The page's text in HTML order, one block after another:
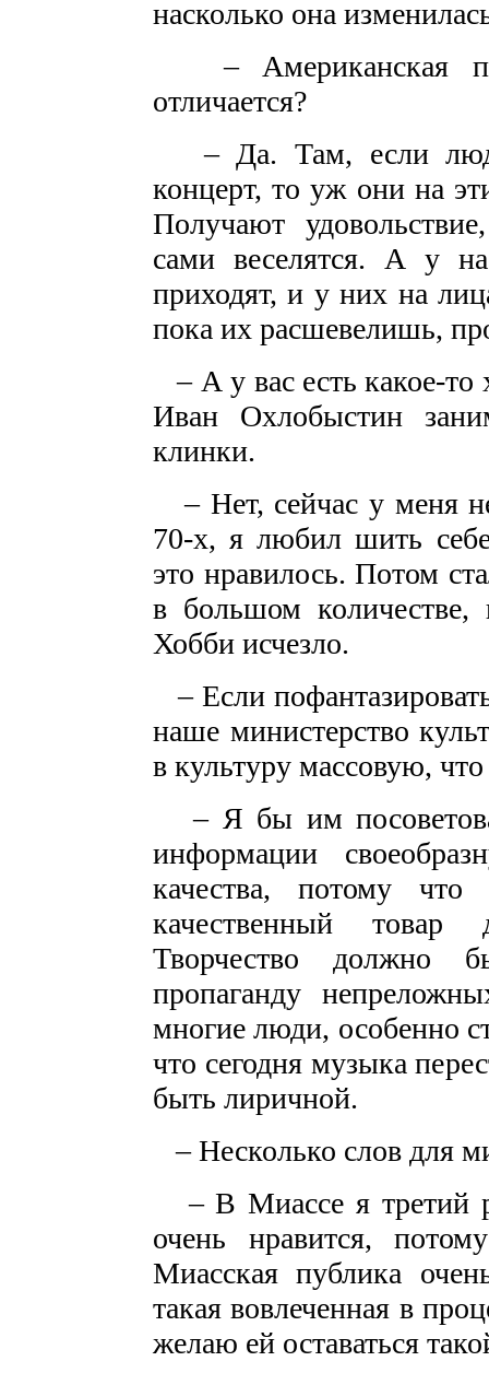
насколько она
– Американская
отличается?
– Да. Там, если
концерт, то уж они на
Получают
сами веселятся. А у
приходят, и у них на
пока их расшевелишь,
– А у вас есть какое-
Иван Охлобыстин
клинки.
– Нет, сейчас у меня
70-х, я любил шить
это нравилось. Потом
в большом количестве,
Хобби исчезло.
– Если
наше министерство
в культуру массовую,
– Я бы им
информации
качества, потому
качественный
Творчество должно
пропаганду
многие люди, особенно
что сегодня музыка
быть лиричной.
– Несколько слов для
– В Миассе я третий
очень нравится,
Миасская публика
такая вовлеченная в
желаю ей оставаться